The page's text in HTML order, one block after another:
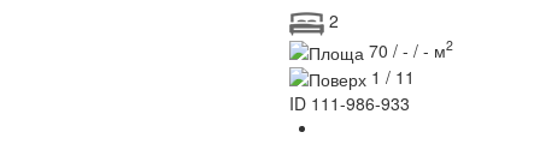
2
70 / - / - м2
1 / 11
ID 111-986-933